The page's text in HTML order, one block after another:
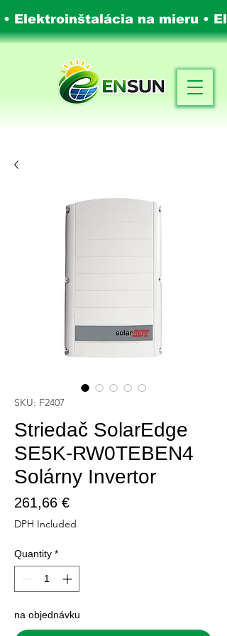
Elektroinštalácia na mieru •
SKU: F2407
Striedač SolarEdge
SE5K-RW0TEBEN4
Solárny Invertor
261,66 €Price
DPH Included
Quantity *
na objednávku